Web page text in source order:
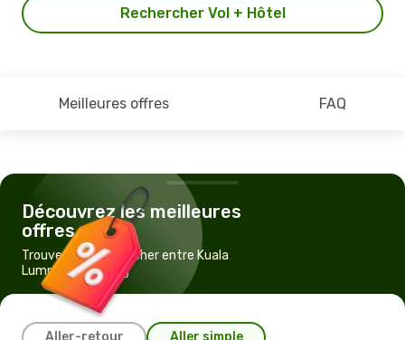
Rechercher Vol + Hôtel
Meilleures offres FAQ
Découvrez les meilleures
offres
Trouvez un vol pas cher entre Kuala
Lumpur et Padang
Aller-retour Aller simple